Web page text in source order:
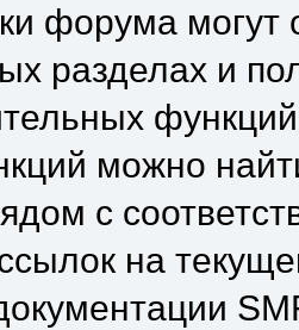
форума
разделах и
можно
с
на